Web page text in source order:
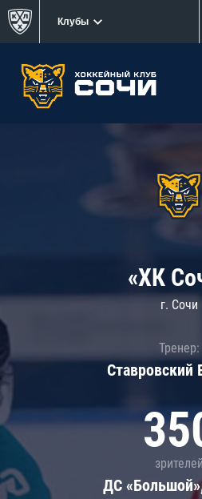
Клубы
«ХК
г. Сочи
Тренер:
Ставровский
зрителей
ДС